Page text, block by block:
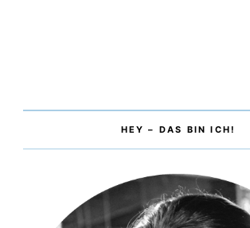
HEY – DAS BIN ICH!